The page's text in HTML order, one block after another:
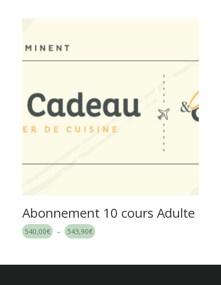
Abonnement 10 cours Adulte
540,00€ – 543,90€ Plage
540,00€